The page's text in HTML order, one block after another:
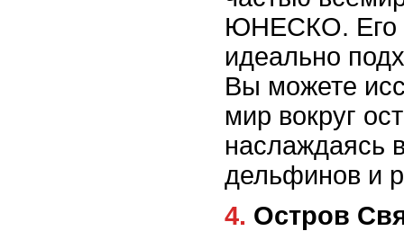
ЮНЕСКО. Его
идеально
Вы можете
мир вокруг
наслаждаясь
дельфинов и
4. Остров